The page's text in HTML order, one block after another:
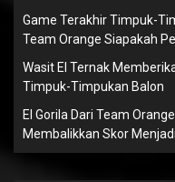
Game Terakhir Timpuk-
Team Orange Siapakah
Wasit El Ternak
Timpuk-Timpukan Balon
El Gorila Dari Team
Membalikkan Skor